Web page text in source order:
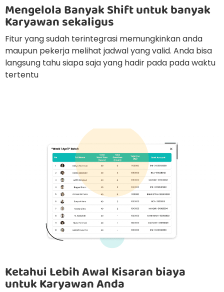
Mengelola Banyak Shift untuk banyak
Karyawan sekaligus
Fitur yang sudah terintegrasi memungkinkan anda
maupun pekerja melihat jadwal yang valid. Anda bisa
langsung tahu siapa saja yang hadir pada pada waktu
tertentu
Ketahui Lebih Awal Kisaran biaya
untuk Karyawan Anda